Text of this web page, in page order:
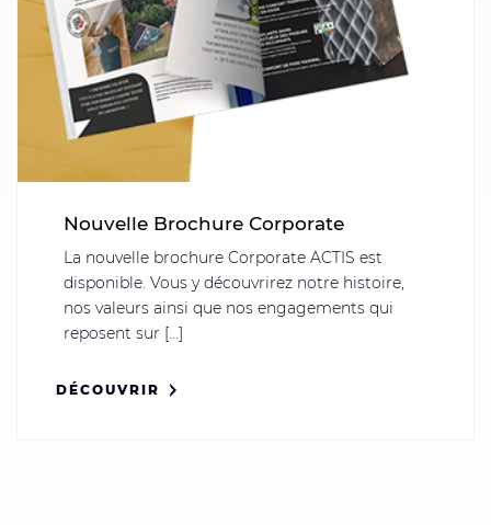
Nouvelle Brochure Corporate
La nouvelle brochure Corporate ACTIS est
disponible. Vous y découvrirez notre histoire,
nos valeurs ainsi que nos engagements qui
reposent sur [...]
DÉCOUVRIR